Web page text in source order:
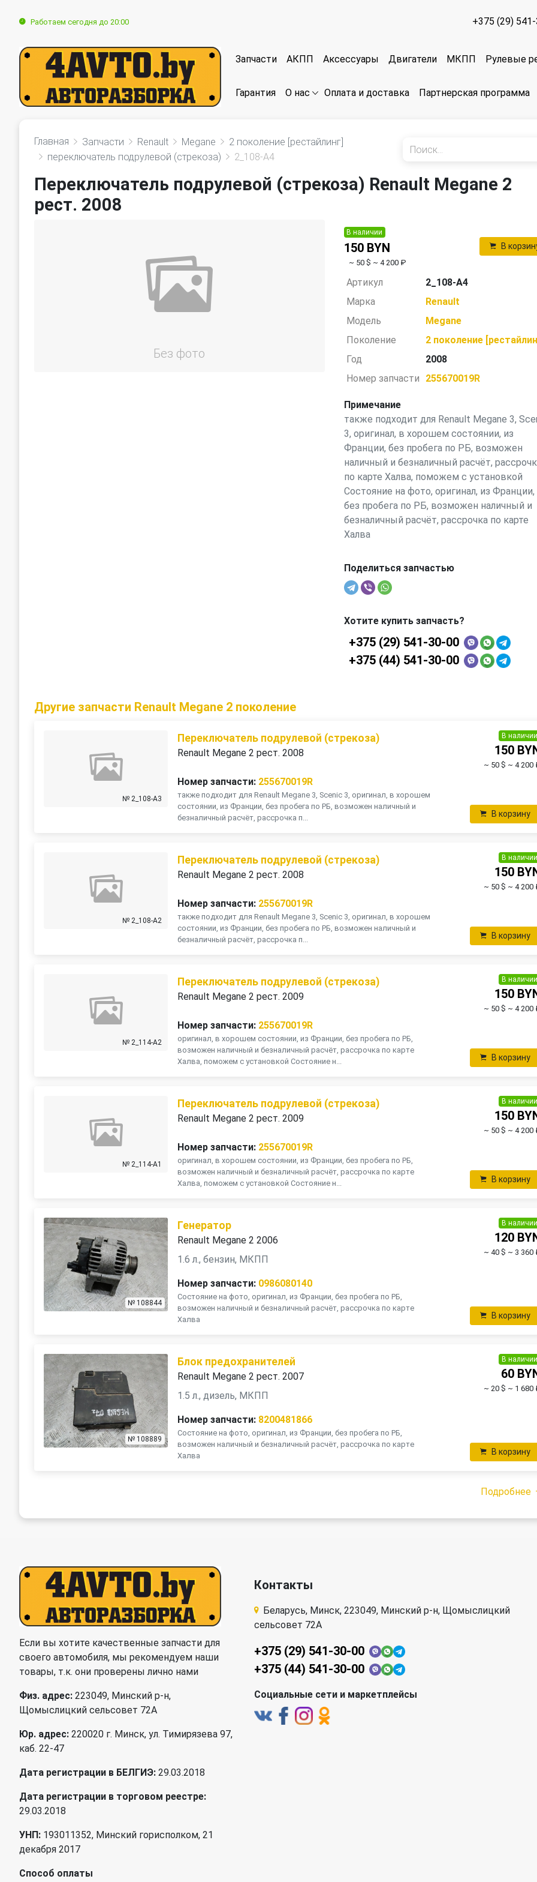
Работаем сегодня до 20:00 +375 (29)
Запчасти АКПП Аксессуары Двигатели МКПП Рулевые
Гарантия О нас Оплата и доставка Партнерская программа
Главная Запчасти Renault Megane
2 поколение [рестайлинг]
переключатель подрулевой (стрекоза)
2_108-A4
Переключатель подрулевой (стрекоза) Renault Megane 2
рест. 2008
Без фото
В наличии
150 BYN
~ 50 $ ~ 4 200 ₽
В
Артикул
2_108-A4
Марка
Renault
Модель
Megane
Поколение
2 поколение
Год
2008
Номер запчасти
255670019R
Примечание
также подходит для Renault Мegane 3,
3, оригинал, в хорошем состоянии, из
Франции, без пробега по РБ, возможен
наличный и безналичный расчёт,
по карте Халва, поможем с установкой
Состояние на фото, оригинал, из Франции,
без пробега по РБ, возможен наличный и
безналичный расчёт, рассрочка по карте
Халва
Поделиться запчастью
Хотите купить запчасть?
+375 (29) 541-30-00
+375 (44) 541-30-00
Другие запчасти Renault Megane 2 поколение
№ 2_108-A3
Переключатель подрулевой (стрекоза)
Renault Megane 2 рест. 2008
Номер запчасти: 255670019R
также подходит для Renault Мegane 3, Scenic 3, оригинал, в хорошем
состоянии, из Франции, без пробега по РБ, возможен наличный и
безналичный расчёт, рассрочка п...
В наличии
150
~ 50 $ ~ 4 200
В корзину
№ 2_108-A2
Переключатель подрулевой (стрекоза)
Renault Megane 2 рест. 2008
Номер запчасти: 255670019R
также подходит для Renault Мegane 3, Scenic 3, оригинал, в хорошем
состоянии, из Франции, без пробега по РБ, возможен наличный и
безналичный расчёт, рассрочка п...
В наличии
150
~ 50 $ ~ 4 200
В корзину
№ 2_114-A2
Переключатель подрулевой (стрекоза)
Renault Megane 2 рест. 2009
Номер запчасти: 255670019R
оригинал, в хорошем состоянии, из Франции, без пробега по РБ,
возможен наличный и безналичный расчёт, рассрочка по карте
Халва, поможем с установкой Состояние н...
В наличии
150
~ 50 $ ~ 4 200
В корзину
№ 2_114-A1
Переключатель подрулевой (стрекоза)
Renault Megane 2 рест. 2009
Номер запчасти: 255670019R
оригинал, в хорошем состоянии, из Франции, без пробега по РБ,
возможен наличный и безналичный расчёт, рассрочка по карте
Халва, поможем с установкой Состояние н...
В наличии
150
~ 50 $ ~ 4 200
В корзину
№ 108844
Генератор
Renault Megane 2 2006
1.6 л., бензин, МКПП
Номер запчасти: 0986080140
Состояние на фото, оригинал, из Франции, без пробега по РБ,
возможен наличный и безналичный расчёт, рассрочка по карте
Халва
В наличии
120
~ 40 $ ~ 3 360
В корзину
№ 108889
Блок предохранителей
Renault Megane 2 рест. 2007
1.5 л., дизель, МКПП
Номер запчасти: 8200481866
Состояние на фото, оригинал, из Франции, без пробега по РБ,
возможен наличный и безналичный расчёт, рассрочка по карте
Халва
В наличии
60
~ 20 $ ~ 1 680
В корзину
Подробнее
Если вы хотите качественные запчасти для
своего автомобиля, мы рекомендуем наши
товары, т.к. они проверены лично нами
Физ. адрес: 223049, Минский р-н,
Щомыслицкий сельсовет 72А
Юр. адрес: 220020 г. Минск, ул. Тимирязева 97,
каб. 22-47
Дата регистрации в БЕЛГИЭ: 29.03.2018
Дата регистрации в торговом реестре:
29.03.2018
УНП: 193011352, Минский горисполком, 21
декабря 2017
Способ оплаты
Контакты
Беларусь, Минск, 223049, Минский р-н, Щомыслицкий
сельсовет 72А
+375 (29) 541-30-00
+375 (44) 541-30-00
Социальные сети и маркетплейсы